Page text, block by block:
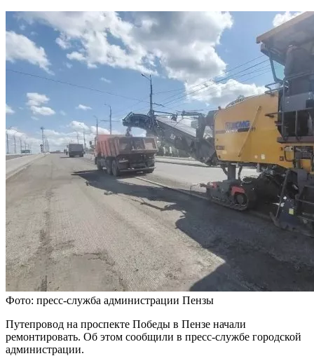
Фото: пресс-служба администрации Пензы
Путепровод на проспекте Победы в Пензе начали
ремонтировать. Об этом сообщили в пресс-службе городской
администрации.